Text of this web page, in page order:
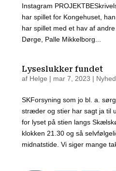
Ins­ta­gram
har spil­let for Kon­ge­hu­set,
har spil­let med et hav af
Dør­ge, Pal­le Mik­kel­borg...
Lyseslukker fundet
af Helge | mar 7, 2023 |
SKForsyning som jo bl. a.
stræder og stier har sagt ja til
for lyset på stien langs
klokken 21.30 og så
midnatstide. Vi siger mange